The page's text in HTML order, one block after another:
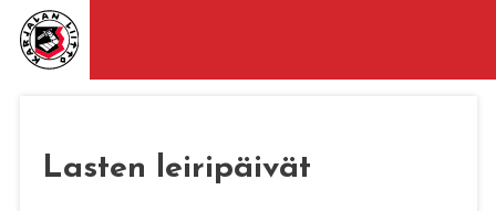
Lasten leiripäivät